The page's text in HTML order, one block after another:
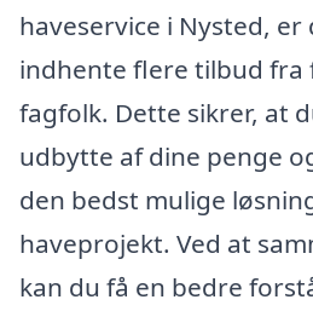
haveservice i Nysted,
indhente flere tilbud fra
fagfolk. Dette sikrer, at
udbytte af dine penge
den bedst mulige
haveprojekt. Ved at
kan du få en bedre